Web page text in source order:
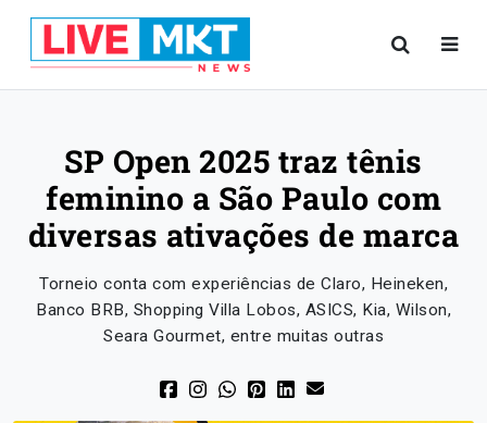
SP Open 2025 traz tênis
feminino a São Paulo com
diversas ativações de marca
Torneio conta com experiências de Claro, Heineken,
Banco BRB, Shopping Villa Lobos, ASICS, Kia, Wilson,
Seara Gourmet, entre muitas outras